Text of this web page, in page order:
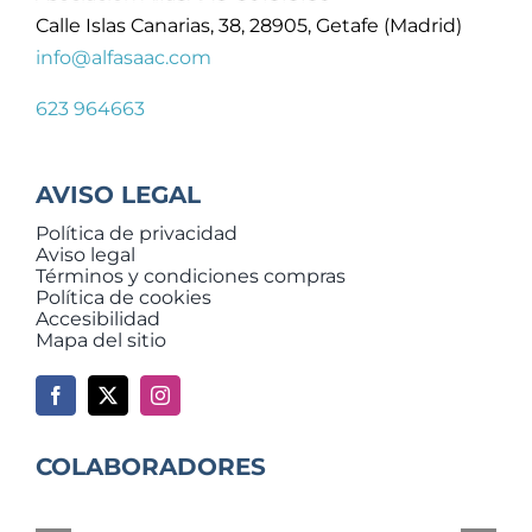
Calle Islas Canarias, 38, 28905, Getafe (Madrid)
info@alfasaac.com
623 964663
AVISO LEGAL
Política de privacidad
Aviso legal
Términos y condiciones compras
Política de cookies
Accesibilidad
Mapa del sitio
COLABORADORES